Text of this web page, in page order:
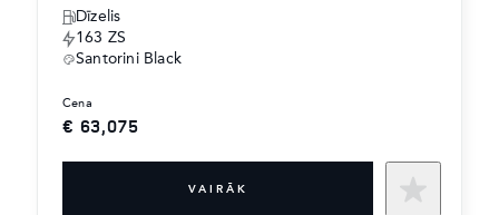
Dīzelis
163 ZS
Santorini Black
cena
€ 63,075
VAIRĀK